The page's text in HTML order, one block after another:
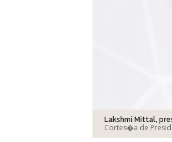
Lakshmi Mittal,
Cortes�a de